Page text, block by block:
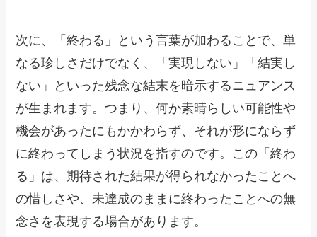
次に、「終わる」という言葉が加わることで、単
なる珍しさだけでなく、「実現しない」「結実し
ない」といった残念な結末を暗示するニュアンス
が生まれます。つまり、何か素晴らしい可能性や
機会があったにもかかわらず、それが形にならず
に終わってしまう状況を指すのです。この「終わ
る」は、期待された結果が得られなかったことへ
の惜しさや、未達成のままに終わったことへの無
念さを表現する場合があります。